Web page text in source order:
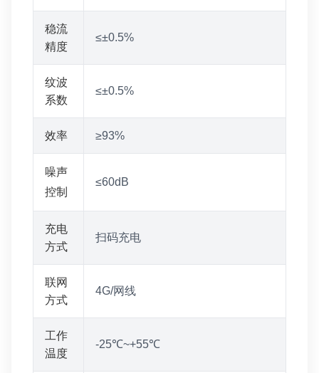
稳流
精度
≤±0.5%
纹波
系数
≤±0.5%
效率 ≥93%
噪声
控制
≤60dB
充电
方式
扫码充电
联网
方式
4G/网线
工作
温度
-25℃~+55℃